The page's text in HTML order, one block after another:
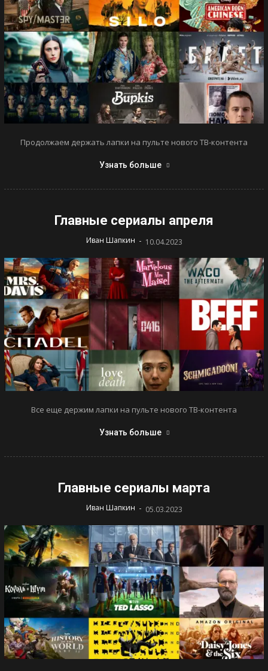
Продолжаем держать лапки на пульте нового ТВ-контента
Узнать больше
Главные сериалы апреля
Иван Шапкин - 10.04.2023
Все еще держим лапки на пульте нового ТВ-контента
Узнать больше
Главные сериалы марта
Иван Шапкин - 05.03.2023